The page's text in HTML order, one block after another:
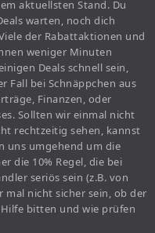
aktuellsten Stand. Du
warten, noch dich
der Rabattaktionen und
weniger Minuten
Deals schnell sein,
Fall bei Schnäppchen aus
Finanzen, oder
Sollten wir einmal nicht
rechtzeitig sehen, kannst
uns umgehend um die
die 10% Regel, die bei
seriös sein (z.B. von
mal nicht sicher sein, ob der
bitten und wie prüfen